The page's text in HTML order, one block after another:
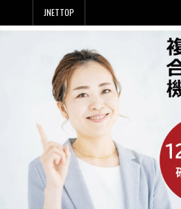
content
JNETTOP